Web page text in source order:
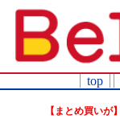
top
【まとめ買いが】